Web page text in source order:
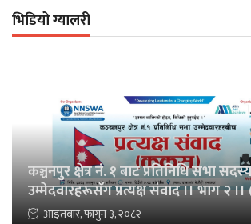
भिडियो ग्यालरी
कञ्चनपुर क्षेत्र नं. १ बाट प्रतिनिधि सभा
उम्मेदवारहरूसँग प्रत्यक्ष संवाद ।। भाग २
आइतबार, फागुन ३, २०८२